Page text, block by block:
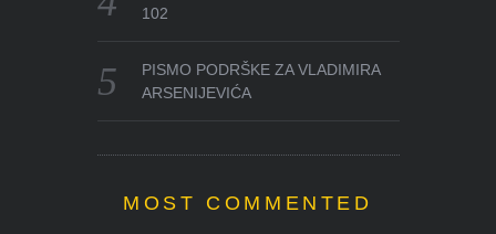
102
PISMO PODRŠKE ZA VLADIMIRA
ARSENIJEVIĆA
MOST COMMENTED